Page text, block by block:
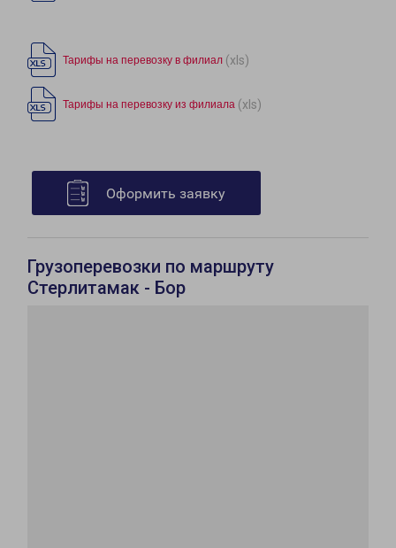
Тарифы на перевозку в филиал (xls)
Тарифы на перевозку из филиала (xls)
Оформить заявку
Грузоперевозки по маршруту
Стерлитамак - Бор